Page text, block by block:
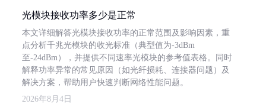
光模块接收功率多少是正常
本文详细解答光模块接收功率的正常范围及影响因素，重
点分析千兆光模块的收光标准（典型值为-3dBm
至-24dBm），并提供不同速率光模块的参考值表格。同时
解释功率异常的常见原因（如光纤损耗、连接器问题）及
解决方案，帮助用户快速判断网络性能问题。
2026年8月4日